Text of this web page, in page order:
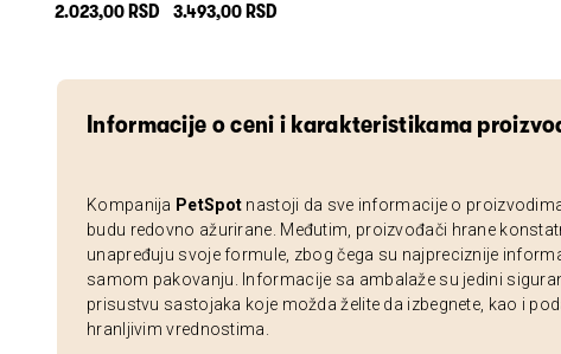
2.023,00 RSD 3.493,00 RSD
Informacije o ceni i karakteristikama
Kompanija PetSpot nastoji da sve informacije o
budu redovno ažurirane. Međutim, proizvođači hrane
unapređuju svoje formule, zbog čega su najpreciznije
samom pakovanju. Informacije sa ambalaže su jedini
prisustvu sastojaka koje možda želite da izbegnete, kao i
hranljivim vrednostima.